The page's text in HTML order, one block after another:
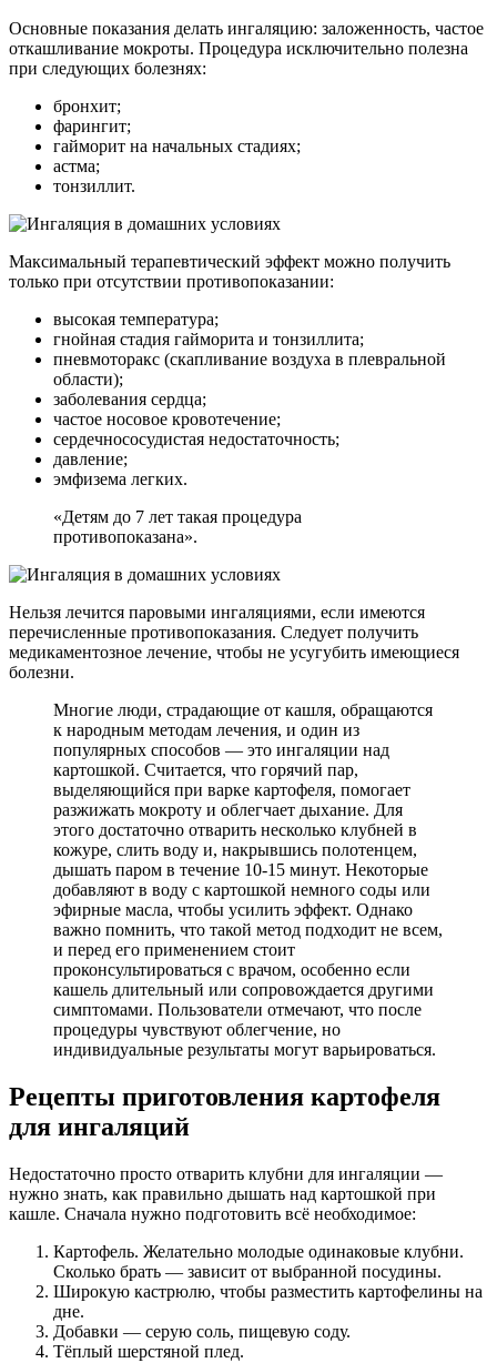
Основные показания делать ингаляцию: заложенность, частое
откашливание мокроты. Процедура исключительно полезна
при следующих болезнях:
бронхит;
фарингит;
гайморит на начальных стадиях;
астма;
тонзиллит.
Максимальный терапевтический эффект можно получить
только при отсутствии противопоказании:
высокая температура;
гнойная стадия гайморита и тонзиллита;
пневмоторакс (скапливание воздуха в плевральной
области);
заболевания сердца;
частое носовое кровотечение;
сердечнососудистая недостаточность;
давление;
эмфизема легких.
«Детям до 7 лет такая процедура
противопоказана».
Нельзя лечится паровыми ингаляциями, если имеются
перечисленные противопоказания. Следует получить
медикаментозное лечение, чтобы не усугубить имеющиеся
болезни.
Многие люди, страдающие от кашля, обращаются
к народным методам лечения, и один из
популярных способов — это ингаляции над
картошкой. Считается, что горячий пар,
выделяющийся при варке картофеля, помогает
разжижать мокроту и облегчает дыхание. Для
этого достаточно отварить несколько клубней в
кожуре, слить воду и, накрывшись полотенцем,
дышать паром в течение 10-15 минут. Некоторые
добавляют в воду с картошкой немного соды или
эфирные масла, чтобы усилить эффект. Однако
важно помнить, что такой метод подходит не всем,
и перед его применением стоит
проконсультироваться с врачом, особенно если
кашель длительный или сопровождается другими
симптомами. Пользователи отмечают, что после
процедуры чувствуют облегчение, но
индивидуальные результаты могут варьироваться.
Рецепты приготовления картофеля
для ингаляций
Недостаточно просто отварить клубни для ингаляции —
нужно знать, как правильно дышать над картошкой при
кашле. Сначала нужно подготовить всё необходимое:
Картофель. Желательно молодые одинаковые клубни.
Сколько брать — зависит от выбранной посудины.
Широкую кастрюлю, чтобы разместить картофелины на
дне.
Добавки — серую соль, пищевую соду.
Тёплый шерстяной плед.